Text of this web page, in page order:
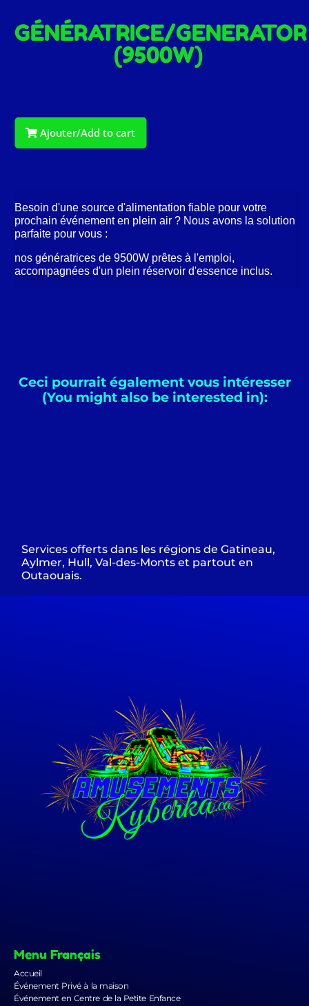
GÉNÉRATRICE/GENERATOR
(9500W)
Ajouter/Add to cart
Besoin d'une source d'alimentation fiable pour votre
prochain événement en plein air ? Nous avons la solution
parfaite pour vous :
nos génératrices de 9500W prêtes à l'emploi,
accompagnées d'un plein réservoir d'essence inclus.
Ceci pourrait également vous intéresser
(You might also be interested in):
Services offerts dans les régions de Gatineau,
Aylmer, Hull, Val-des-Monts et partout en
Outaouais.
Menu Français
Accueil
Événement Privé à la maison
Événement en Centre de la Petite Enfance